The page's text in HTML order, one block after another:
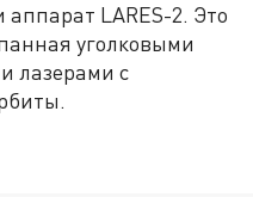
LARES-2. Это
уголковыми
лазерами с